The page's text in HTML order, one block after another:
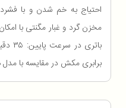
احتیاج به خم شدن و با
مخزن گرد و غبار مگنتی با
برابری مکش در مقایسه با